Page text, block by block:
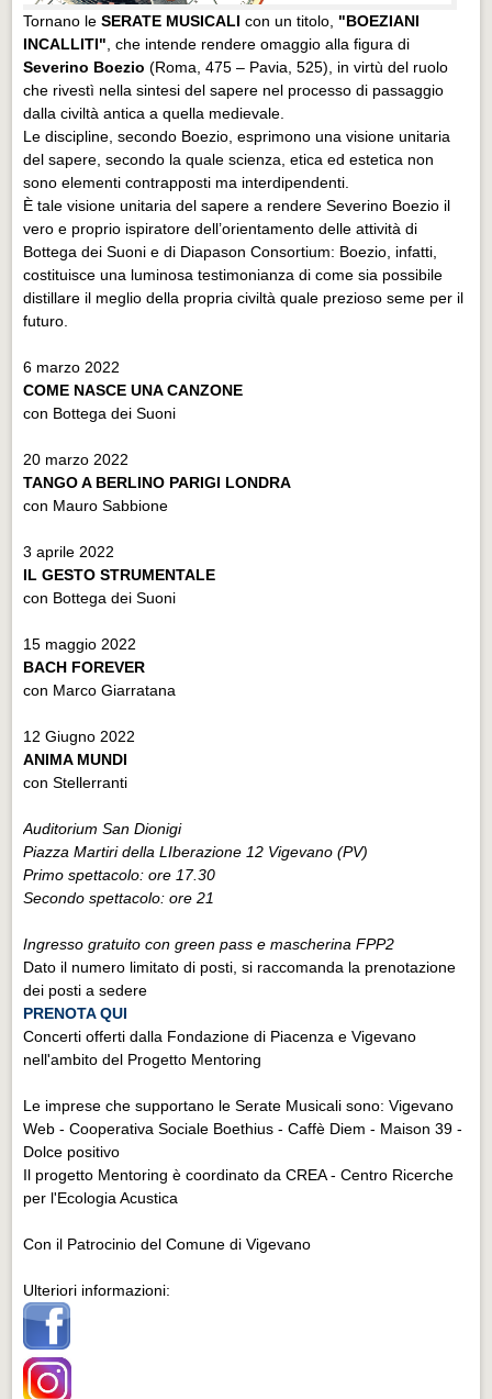
Tornano leSERATE MUSICALI con un titolo, "BOEZIANI
INCALLITI" , che intende rendere omaggio alla figura di
Severino Boezio (Roma, 475 – Pavia, 525), in virtù del ruolo
che rivestì nella sintesi del sapere nel processo di passaggio
dalla civiltà antica a quella medievale.
Le discipline, secondo Boezio, esprimono una visione unitaria
del sapere, secondo la quale scienza, etica ed estetica non
sono elementi contrapposti ma interdipendenti.
È tale visione unitaria del sapere a rendere Severino Boezio il
vero e proprio ispiratore dell’orientamento delle attività di
Bottega dei Suoni e di Diapason Consortium: Boezio, infatti,
costituisce una luminosa testimonianza di come sia possibile
distillare il meglio della propria civiltà quale prezioso seme per il
futuro.
6 marzo 2022
COME NASCE UNA CANZONE
con Bottega dei Suoni
20 marzo 2022
TANGO A BERLINO PARIGI LONDRA
con Mauro Sabbione
3 aprile 2022
IL GESTO STRUMENTALE
con Bottega dei Suoni
15 maggio 2022
BACH FOREVER
con Marco Giarratana
12 Giugno 2022
ANIMA MUNDI
con Stellerranti
Auditorium San Dionigi
Piazza Martiri della LIberazione 12 Vigevano (PV)
Primo spettacolo: ore 17.30
Secondo spettacolo: ore 21
Ingresso gratuito con green pass e mascherina FPP2
Dato il numero limitato di posti, si raccomanda la prenotazione
dei posti a sedere
PRENOTA QUI
Concerti offerti dalla Fondazione di Piacenza e Vigevano
nell'ambito del Progetto Mentoring
Le imprese che supportano le Serate Musicali sono: Vigevano
Web - Cooperativa Sociale Boethius - Caffè Diem - Maison 39 -
Dolce positivo
Il progetto Mentoring è coordinato da CREA - Centro Ricerche
per l'Ecologia Acustica
Con il Patrocinio del Comune di Vigevano
Ulteriori informazioni: